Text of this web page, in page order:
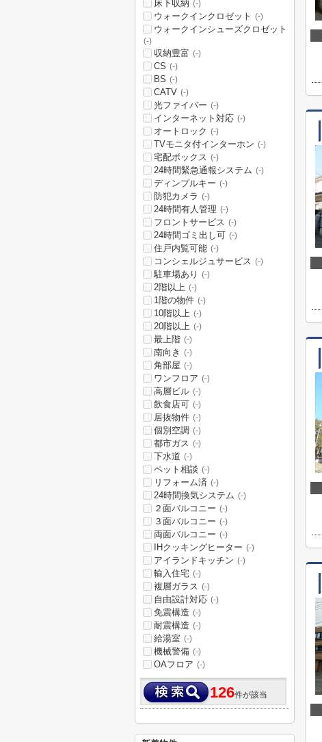
床下収納 (-)
ウォークインクロゼット (-)
ウォークインシューズクロゼット
(-)
収納豊富 (-)
CS (-)
BS (-)
CATV (-)
光ファイバー (-)
インターネット対応 (-)
オートロック (-)
TVモニタ付インターホン (-)
宅配ボックス (-)
24時間緊急通報システム (-)
ディンプルキー (-)
防犯カメラ (-)
24時間有人管理 (-)
フロントサービス (-)
24時間ゴミ出し可 (-)
住戸内覧可能 (-)
コンシェルジュサービス (-)
駐車場あり (-)
2階以上 (-)
1階の物件 (-)
10階以上 (-)
20階以上 (-)
最上階 (-)
南向き (-)
角部屋 (-)
ワンフロア (-)
高層ビル (-)
飲食店可 (-)
居抜物件 (-)
個別空調 (-)
都市ガス (-)
下水道 (-)
ペット相談 (-)
リフォーム済 (-)
24時間換気システム (-)
２面バルコニー (-)
３面バルコニー (-)
両面バルコニー (-)
IHクッキングヒーター (-)
アイランドキッチン (-)
輸入住宅 (-)
複層ガラス (-)
自由設計対応 (-)
免震構造 (-)
耐震構造 (-)
給湯室 (-)
機械警備 (-)
OAフロア (-)
126件が該当